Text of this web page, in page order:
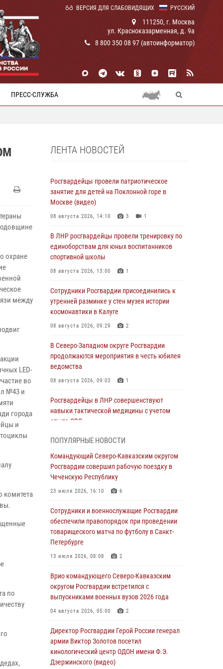
РУССКИЙ
ВЕРСИЯ ДЛЯ СЛАБОВИДЯЩИХ
111250, г. Москва
ул. Красноказарменная, д. 9а
8 800 350 08 97 (автоинформатор)
ПРЕСС-СЛУЖБА
охране
между
LED-
во
№43 и
города
и
комитета
по
ЛЕНТА НОВОСТЕЙ
Росгвардейцы провели патриотическое
занятие для детей на Поклонной горе в
Москве (видео)
08 августа 2026, 14:10 3 1
В ЛНР росгвардейцы провели тренировку по
единоборствам для юных воспитанников
спортивной школы
08 августа 2026, 13:00 1
Сотрудники Росгвардии присоединились к
утренней разминке у стен музея истории
космонавтики в Калуге
08 августа 2026, 09:29 2
В Северо-Западном округе Росгвардии
продолжаются мероприятия в честь юбилея
ведомства
08 августа 2026, 09:03 1
Росгвардейцы в ЛНР совершенствуют
навыки тактической медицины с учетом
опыта СВО
Росгвардейцы обеспечили безопасность
«Поезда Победы» в Кузбассе
08 августа 2026, 07:00
Росгвардии встретились с участником
патриотического проекта «Дорогой
Ломоносова — дорогой к Победе в СВО»
(видео)
08 августа 2026, 07:00
ОМОН «Ойрат» Управления Росгвардии по
Республике Калмыкия исполнилось 20 лет
08 августа 2026, 07:00
Росгвардии провели турнир по настольному
теннису ко Дню физкультурника
08 августа 2026, 07:00
ПОПУЛЯРНЫЕ НОВОСТИ
Командующий Северо-Кавказским округом
Росгвардии совершил рабочую поездку в
Чеченскую Республику
23 июля 2026, 16:10 6
Сотрудники и военнослужащие Росгвардии
обеспечили правопорядок при проведении
товарищеского матча по футболу в Санкт-
Петербурге
13 июля 2026, 08:08 2
Врио командующего Северо-Кавказским
округом Росгвардии встретился с
выпускниками военных вузов 2026 года
04 августа 2026, 05:00 2
Директор Росгвардии Герой России генерал
армии Виктор Золотов посетил
кинологический центр ОДОН имени Ф.Э.
Дзержинского (видео)